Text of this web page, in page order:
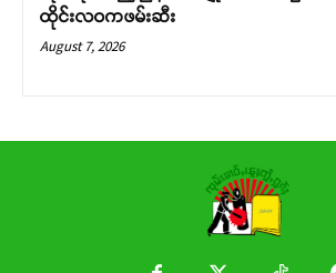
ထိုင်းလဝကဖမ်းဆီး
August 7, 2026